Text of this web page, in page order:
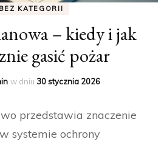
BEZ KATEGORII
– kiedy i jak
gasić pożar
w dniu 30 stycznia 2026
przedstawia znaczenie
systemie ochrony